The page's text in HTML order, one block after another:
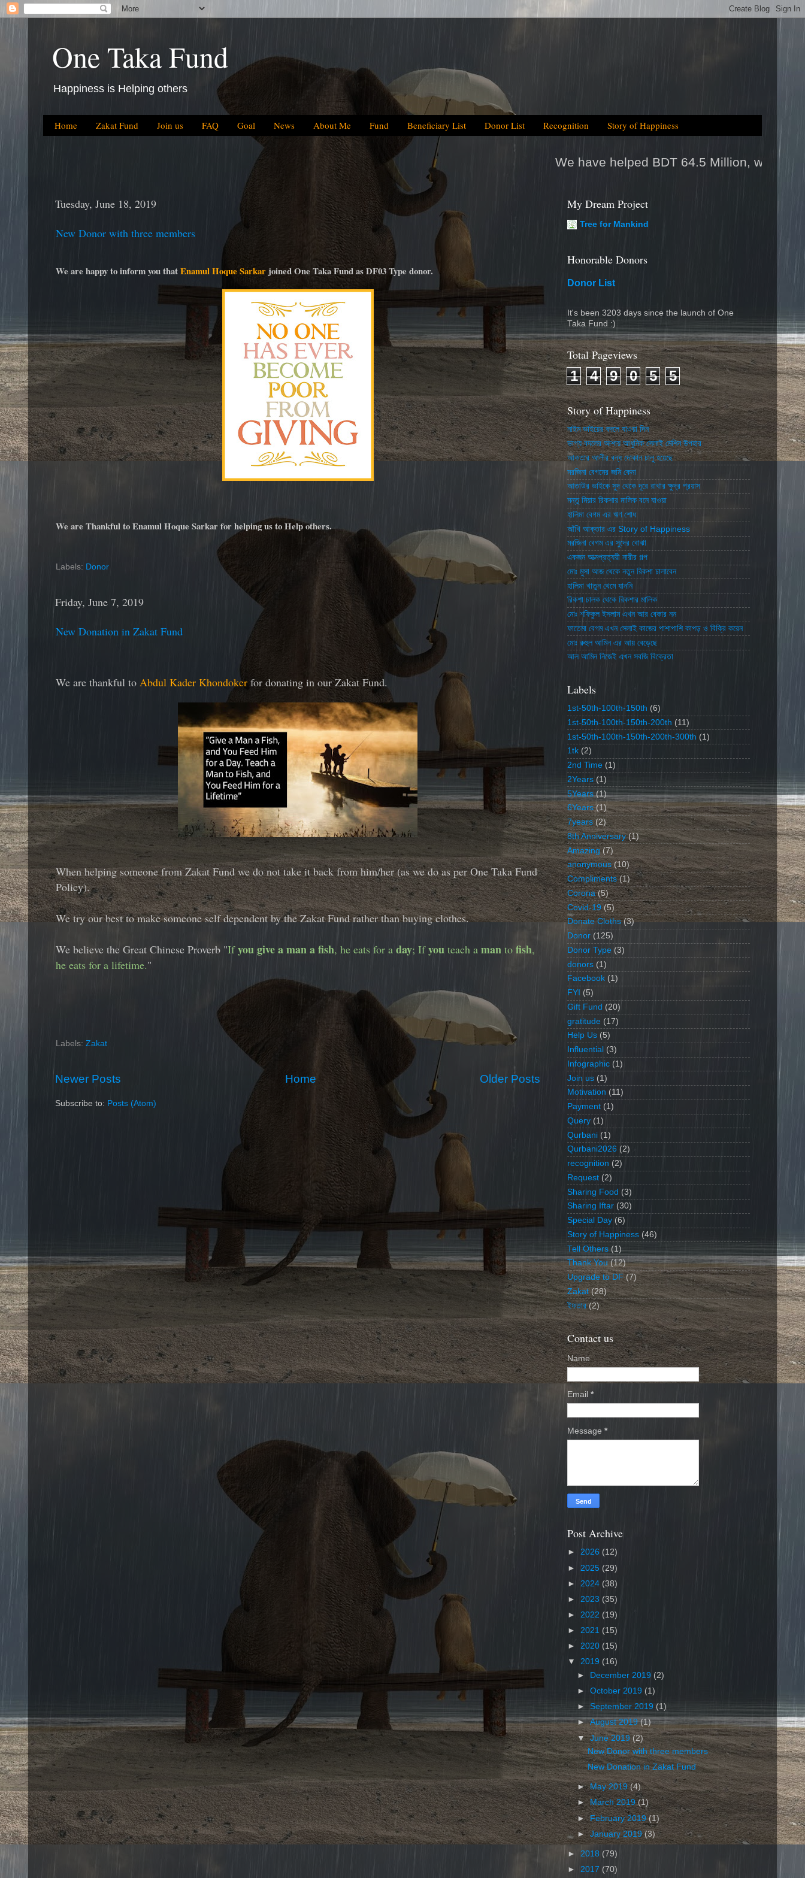
One Taka Fund
Happiness is Helping others
Home Zakat Fund Join us FAQ Goal News About Me Fund Beneficiary List Donor List Recognition Story of Happiness
We have helped BDT 64.5 Million, which is equal to 2025tk
Tuesday, June 18, 2019
New Donor with three members
We are happy to inform you thatEnamul Hoque Sarkar joined One Taka Fund as DF03 Type donor.
We are Thankful to Enamul Hoque Sarkar for helping us to Help others.
Labels: Donor
Friday, June 7, 2019
New Donation in Zakat Fund
We are thankful to Abdul Kader Khondoker for donating in our Zakat Fund.
When helping someone from Zakat Fund we do not take it back from him/her (as we do as per One Taka Fund
Policy).
We try our best to make someone self dependent by the Zakat Fund rather than buying clothes.
We believe the Great Chinese Proverb "Ifyou give a man a fish, he eats for a day; Ifyou teach a man to fish,
he eats for a lifetime."
Labels: Zakat
Newer Posts Older Posts
Home
Subscribe to: Posts (Atom)
My Dream Project
Tree for Mankind
Honorable Donors
Donor List
It's been 3203 days since the launch of One
Taka Fund :)
Total Pageviews
1 4 9 0 5 5
Story of Happiness
নাইম ভাইয়ের বদলে যাওয়া দিন
ভাগ্য বদলের আশায় আধুনিক সেলাই মেশিন উপহার
আকতার আলীর বন্ধ দোকান চালু হয়েছে
মরজিনা বেগমের জমি কেনা
আতাউর ভাইকে সুদ থেকে দূরে রাখার ক্ষুদ্র প্রয়াস
মন্তু মিয়ার রিকশার মালিক বনে যাওয়া
হালিমা বেগম এর ঋণ শোধ
আঁখি আক্তার এর Story of Happiness
মরজিনা বেগম এর সুদের বোঝা
একজন আত্মপ্রত্যয়ী নারীর গল্প
মোঃ মুসা আজ থেকে নতুন রিকশা চালাবেন
হালিমা খাতুন থেমে যাননি
রিকশা চালক থেকে রিকশার মালিক
মোঃ শফিকুল ইসলাম এখন আর বেকার নন
ফাতেমা বেগম এখন সেলাই কাজের পাশাপাশি কাপড় ও বিক্রি করেন
মোঃ রুহুল আমিন এর আয় বেড়েছে
আল আমিন নিজেই এখন সবজি বিক্রেতা
Labels
1st-50th-100th-150th (6)
1st-50th-100th-150th-200th (11)
1st-50th-100th-150th-200th-300th (1)
1tk (2)
2nd Time (1)
2Years (1)
5Years (1)
6Years (1)
7years (2)
8th Anniversary (1)
Amazing (7)
anonymous (10)
Compliments (1)
Corona (5)
Covid-19 (5)
Donate Cloths (3)
Donor (125)
Donor Type (3)
donors (1)
Facebook (1)
FYI (5)
Gift Fund (20)
gratitude (17)
Help Us (5)
Influential (3)
Infographic (1)
Join us (1)
Motivation (11)
Payment (1)
Query (1)
Qurbani (1)
Qurbani2026 (2)
recognition (2)
Request (2)
Sharing Food (3)
Sharing Iftar (30)
Special Day (6)
Story of Happiness (46)
Tell Others (1)
Thank You (12)
Upgrade to DF (7)
Zakat (28)
ইফতার (2)
Contact us
Name
Email *
Message *
Post Archive
► 2026 (12)
► 2025 (29)
► 2024 (38)
► 2023 (35)
► 2022 (19)
► 2021 (15)
► 2020 (15)
▼ 2019 (16)
►
December 2019 (2)
►October 2019 (1)
►September 2019(1)
►August 2019(1)
▼June 2019(2)
New Donor with three members
New Donation in Zakat Fund
►May 2019(4)
►March 2019(1)
►February 2019(1)
►January 2019(3)
► 2018 (79)
► 2017 (70)